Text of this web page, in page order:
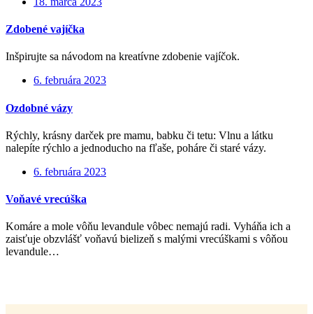
Zdobené vajíčka
Inšpirujte sa návodom na kreatívne zdobenie vajíčok.
6. februára 2023
Ozdobné vázy
Rýchly, krásny darček pre mamu, babku či tetu: Vlnu a látku
nalepíte rýchlo a jednoducho na fľaše, poháre či staré vázy.
6. februára 2023
Voňavé vrecúška
Komáre a mole vôňu levandule vôbec nemajú radi. Vyháňa ich a
zaisťuje obzvlášť voňavú bielizeň s malými vrecúškami s vôňou
levandule…